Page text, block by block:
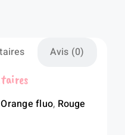
visibilité
Avis (0)
Orange fluo, Rouge